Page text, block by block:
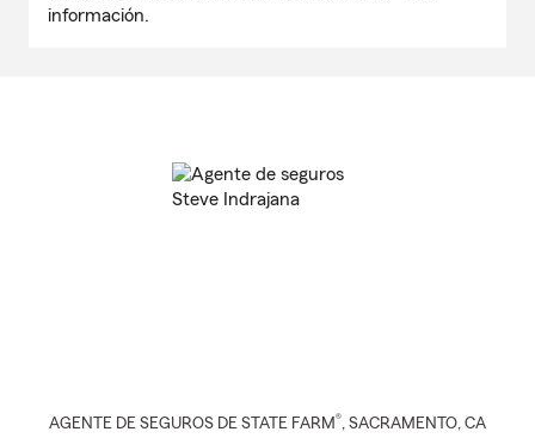
información.
AGENTE DE SEGUROS DE STATE FARM®, SACRAMENTO, CA